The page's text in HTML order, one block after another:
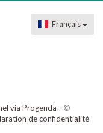
Français
via Progenda - ©
de confidentialité